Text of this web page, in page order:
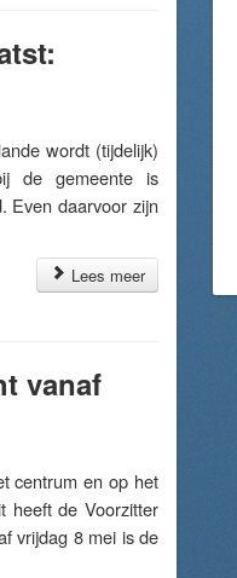
wordt (tijdelijk)
de gemeente is
Even daarvoor zijn
Lees meer
vanaf
centrum en op het
heeft de Voorzitter
vrijdag 8 mei is de